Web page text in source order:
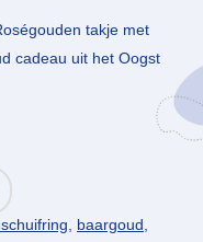
takje met
cadeau uit het Oogst
baargoud